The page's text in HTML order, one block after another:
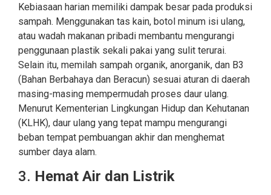
Kebiasaan harian memiliki dampak besar pada produksi
sampah. Menggunakan tas kain, botol minum isi ulang,
atau wadah makanan pribadi membantu mengurangi
penggunaan plastik sekali pakai yang sulit terurai.
Selain itu, memilah sampah organik, anorganik, dan B3
(Bahan Berbahaya dan Beracun) sesuai aturan di daerah
masing-masing mempermudah proses daur ulang.
Menurut Kementerian Lingkungan Hidup dan Kehutanan
(KLHK), daur ulang yang tepat mampu mengurangi
beban tempat pembuangan akhir dan menghemat
sumber daya alam.
3. Hemat Air dan Listrik